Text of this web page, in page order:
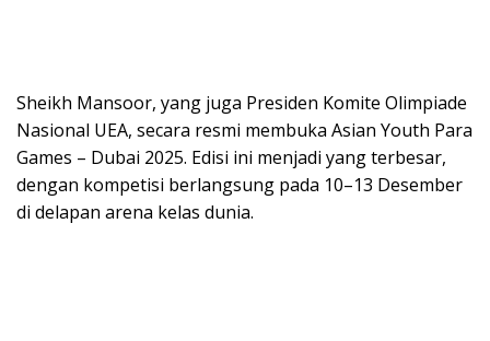
Sheikh Mansoor, yang juga Presiden Komite Olimpiade
Nasional UEA, secara resmi membuka Asian Youth Para
Games – Dubai 2025. Edisi ini menjadi yang terbesar,
dengan kompetisi berlangsung pada 10–13 Desember
di delapan arena kelas dunia.